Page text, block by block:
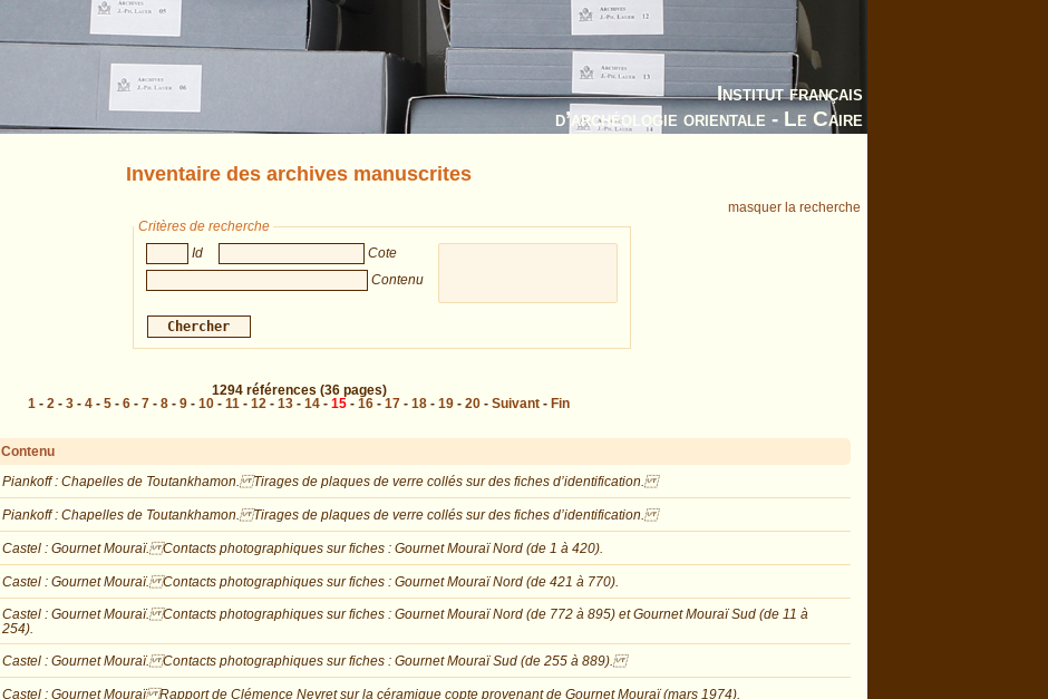
Institut français
d’archéologie orientale - Le Caire
Inventaire des archives manuscrites
masquer la recherche
Critères de recherche
Id
Cote
Contenu
1294 références (36 pages)
1 - 2 - 3 - 4 - 5 - 6 - 7 - 8 - 9 - 10 - 11 - 12 - 13 - 14 - 15 - 16 - 17 - 18 - 19 - 20 - Suivant - Fin
Contenu
Piankoff : Chapelles de Toutankhamon. Tirages de plaques de verre collés sur des fiches d’identification.
Piankoff : Chapelles de Toutankhamon. Tirages de plaques de verre collés sur des fiches d’identification.
Castel : Gournet Mouraï. Contacts photographiques sur fiches : Gournet Mouraï Nord (de 1 à 420).
Castel : Gournet Mouraï. Contacts photographiques sur fiches : Gournet Mouraï Nord (de 421 à 770).
Castel : Gournet Mouraï. Contacts photographiques sur fiches : Gournet Mouraï Nord (de 772 à 895) et Gournet Mouraï Sud (de 11 à
254).
Castel : Gournet Mouraï. Contacts photographiques sur fiches : Gournet Mouraï Sud (de 255 à 889).
Castel : Gournet Mouraï Rapport de Clémence Neyret sur la céramique copte provenant de Gournet Mouraï (mars 1974).